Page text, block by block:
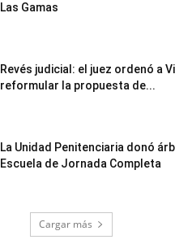
Las Gamas
Revés judicial: el juez ordenó a
reformular la propuesta de...
La Unidad Penitenciaria donó
Escuela de Jornada Completa
Cargar más